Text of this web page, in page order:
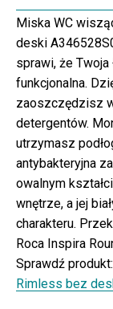
Miska WC
deski
sprawi, że
funkcjonalna.
zaoszczędzisz
detergentów.
utrzymasz
antybakteryjna
owalnym
wnętrze, a jej
charakteru.
Roca Inspira
Sprawdź produkt:
Rimless bez